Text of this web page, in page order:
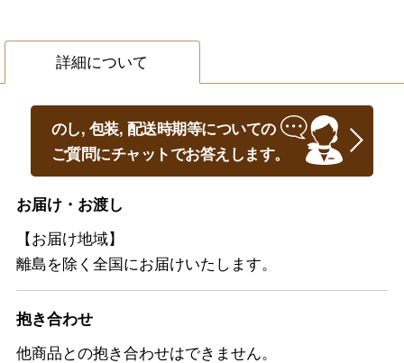
詳細について
のし, 包装, 配送時期等についての
ご質問にチャットでお答えします。
お届け・お渡し
【お届け地域】
離島を除く全国にお届けいたします。
抱き合わせ
他商品との抱き合わせはできません。